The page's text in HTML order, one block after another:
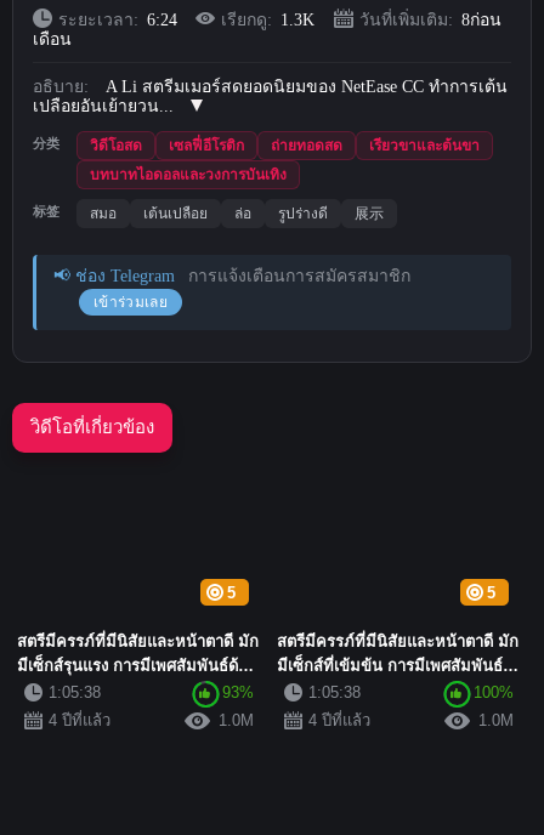
ท่ากางขา (3)
ระยะเวลา: 6:24 เรียกดู: 1.3K วันที่เพิ่มเติม: 8ก่อน
เดือน
อธิบาย:
A Li สตรีมเมอร์สดยอดนิยมของ NetEase CC ทำการเต้น
เปลือยอันเย้ายวน...
分类 วิดีโอสด เซลฟี่อีโรติก ถ่ายทอดสด
เรียวขาและต้นขา
บทบาทไอดอลและวงการบันเทิง
标签 สมอ เต้นเปลือย ล่อ รูปร่างดี 展示
📢 ช่อง Telegram การแจ้งเตือนการสมัครสมาชิก
เข้าร่วมเลย
วิดีโอที่เกี่ยวข้อง
5
สตรีมีครรภ์ที่มีนิสัยและหน้าตาดี มัก
มีเซ็กส์รุนแรง การมีเพศสัมพันธ์ด้วย
เท้า และการ...
1:05:38
93%
4 ปีที่แล้ว
1.0M
5
สตรีมีครรภ์ที่มีนิสัยและหน้าตาดี มัก
มีเซ็กส์ที่เข้มข้น การมีเพศสัมพันธ์
ด้วยเท้า แล...
1:05:38
100%
4 ปีที่แล้ว
1.0M